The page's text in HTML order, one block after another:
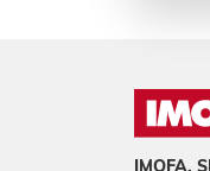
IMOFA,